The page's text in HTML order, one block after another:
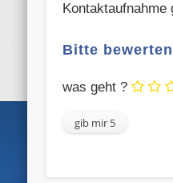
Kontaktaufnahme
Bitte bewerten
was geht ?